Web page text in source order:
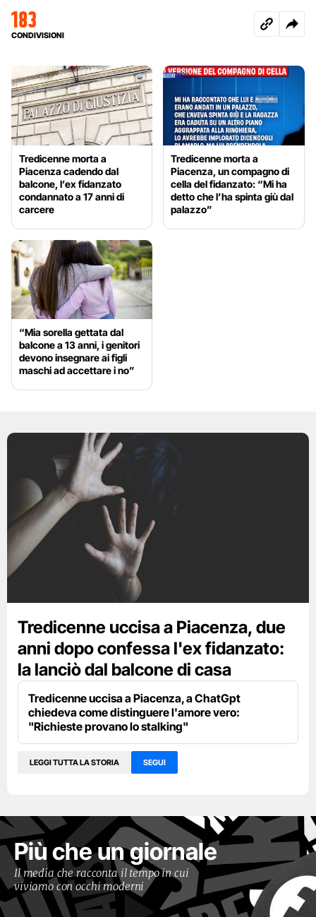
183
CONDIVISIONI
Tredicenne morta a
Piacenza cadendo dal
balcone, l’ex fidanzato
condannato a 17 anni di
carcere
Tredicenne morta a
Piacenza, un compagno di
cella del fidanzato: “Mi ha
detto che l’ha spinta giù dal
palazzo”
“Mia sorella gettata dal
balcone a 13 anni, i genitori
devono insegnare ai figli
maschi ad accettare i no”
Tredicenne uccisa a Piacenza, due
anni dopo confessa l'ex fidanzato:
la lanciò dal balcone di casa
Tredicenne uccisa a Piacenza, a ChatGpt
chiedeva come distinguere l'amore vero:
"Richieste provano lo stalking"
LEGGI TUTTA LA STORIA SEGUI
Più che un giornale
Il media che racconta il tempo in cui
viviamo con occhi moderni